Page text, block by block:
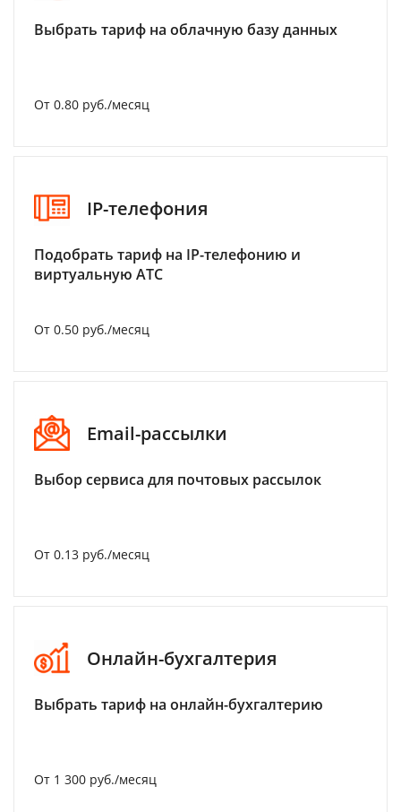
Выбрать тариф на облачную базу данных
От 0.80 руб./месяц
IP-телефония
Подобрать тариф на IP-телефонию и
виртуальную АТС
От 0.50 руб./месяц
Email-рассылки
Выбор сервиса для почтовых рассылок
От 0.13 руб./месяц
Онлайн-бухгалтерия
Выбрать тариф на онлайн-бухгалтерию
От 1 300 руб./месяц